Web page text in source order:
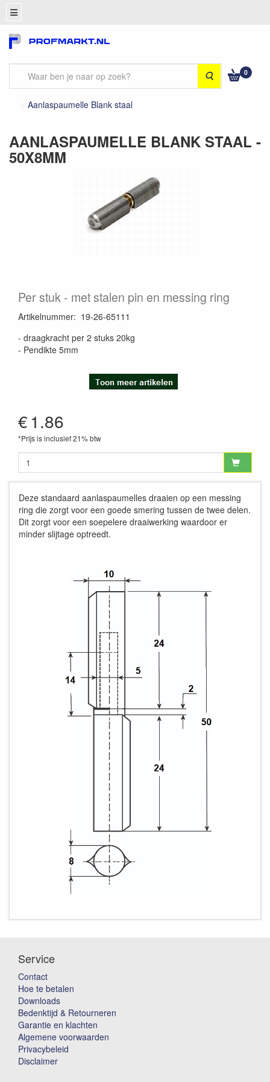
Zoeken 0
Aanlaspaumelle Blank staal
AANLASPAUMELLE BLANK STAAL -
50X8MM
Per stuk met stalen pin en messing ring
Artikelnummer: 19-26-65111
- draagkracht per 2 stuks 20kg
- Pendikte 5mm
€1.86
*Prijs is inclusief 21% btw
Deze standaard aanlaspaumelles draaien op een messing
ring die zorgt voor een goede smering tussen de twee delen.
Dit zorgt voor een soepelere draaiwerking waardoor er
minder slijtage optreedt.
Service
Contact
Hoe te betalen
Downloads
Bedenktijd & Retourneren
Garantie en klachten
Algemene voorwaarden
Privacybeleid
Disclaimer